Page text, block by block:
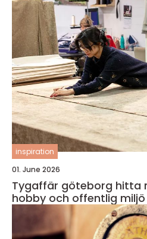
inspiration
01. June 2026
Tygaffär göteborg hitta rätt textil för hem,
hobby och offentlig miljö